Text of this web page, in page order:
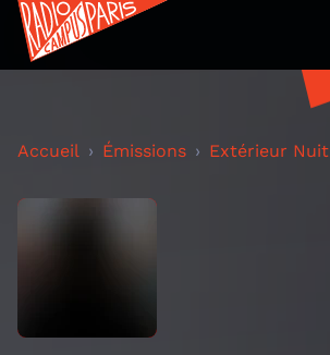
Accueil Émissions Extérieur Nuit